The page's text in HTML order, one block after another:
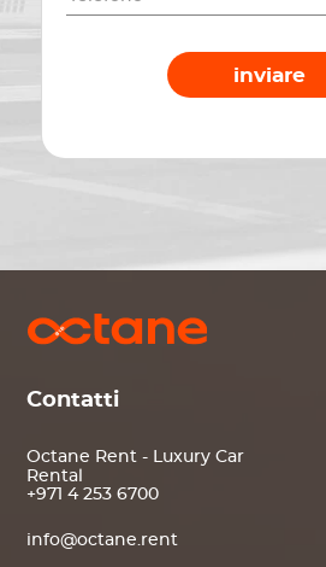
inviare
Contatti
Octane Rent - Luxury Car
Rental
+971 4 253 6700
info@octane.rent